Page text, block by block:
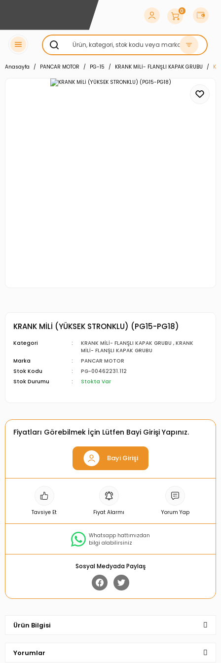
0
Anasayfa PANCAR MOTOR PG-15 KRANK MİLİ- FLANŞLI KAPAK GRUBU
KRANK MİLİ (YÜKSEK STRONKLU) (PG15-PG18)
Kategori KRANK MİLİ- FLANŞLI KAPAK GRUBU ,KRANK
MİLİ- FLANŞLI KAPAK GRUBU
Marka
PANCAR MOTOR
Stok Kodu
PG-00462231.112
Stok Durumu
Stokta Var
Fiyatları Görebilmek İçin Lütfen Bayi Girişi Yapınız.
Bayi Girişi
Tavsiye Et Fiyat Alarmı Yorum Yap
Whatsapp hattımızdan
bilgi alabilirsiniz
Sosyal Medyada Paylaş
Ürün Bilgisi
Yorumlar